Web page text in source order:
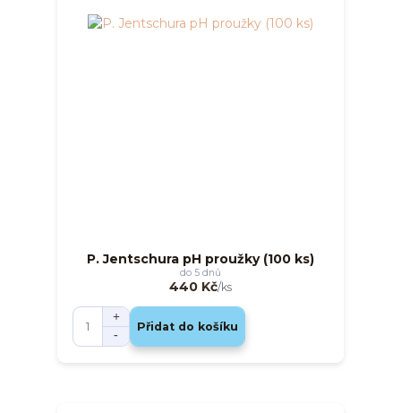
P. Jentschura pH proužky (100 ks)
440 Kč/ks
do 5 dnů
Přidat do košíku